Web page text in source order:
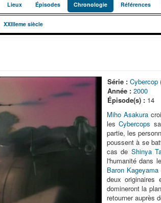
Lieux Épisodes Chronologie Références
XXIIIeme siècle
Série : Cybercop
Année : 2000
Épisode(s) : 14
Miho Asakura
lesCybercops
partie, les
poussent à se
cas de Shinya
l'humanité dans
Baron Kageyama
deux
domineront la
retourner auprès